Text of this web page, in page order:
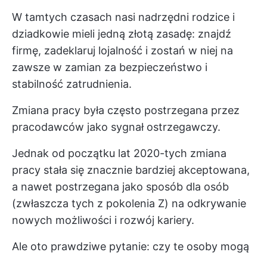
W tamtych czasach nasi nadrzędni rodzice i
dziadkowie mieli jedną złotą zasadę: znajdź
firmę, zadeklaruj lojalność i zostań w niej na
zawsze w zamian za bezpieczeństwo i
stabilność zatrudnienia.
Zmiana pracy była często postrzegana przez
pracodawców jako sygnał ostrzegawczy.
Jednak od początku lat 2020-tych zmiana
pracy stała się znacznie bardziej akceptowana,
a nawet postrzegana jako sposób dla osób
(zwłaszcza tych z pokolenia Z) na odkrywanie
nowych możliwości i rozwój kariery.
Ale oto prawdziwe pytanie: czy te osoby mogą